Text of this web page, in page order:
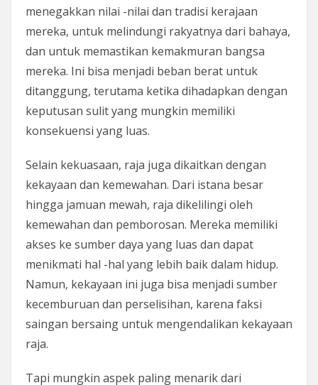
menegakkan nilai -nilai dan tradisi kerajaan
mereka, untuk melindungi rakyatnya dari bahaya,
dan untuk memastikan kemakmuran bangsa
mereka. Ini bisa menjadi beban berat untuk
ditanggung, terutama ketika dihadapkan dengan
keputusan sulit yang mungkin memiliki
konsekuensi yang luas.
Selain kekuasaan, raja juga dikaitkan dengan
kekayaan dan kemewahan. Dari istana besar
hingga jamuan mewah, raja dikelilingi oleh
kemewahan dan pemborosan. Mereka memiliki
akses ke sumber daya yang luas dan dapat
menikmati hal -hal yang lebih baik dalam hidup.
Namun, kekayaan ini juga bisa menjadi sumber
kecemburuan dan perselisihan, karena faksi
saingan bersaing untuk mengendalikan kekayaan
raja.
Tapi mungkin aspek paling menarik dari